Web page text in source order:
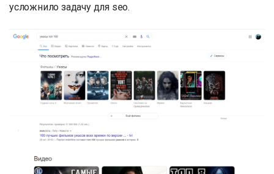
усложнило задачу для seo.